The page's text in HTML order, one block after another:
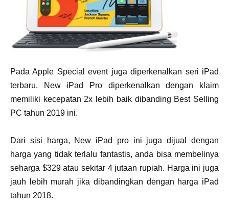
Pada Apple Special event juga diperkenalkan seri iPad
terbaru. New iPad Pro diperkenalkan dengan klaim
memiliki kecepatan 2x lebih baik dibanding Best Selling
PC tahun 2019 ini.
Dari sisi harga, New iPad pro ini juga dijual dengan
harga yang tidak terlalu fantastis, anda bisa membelinya
seharga $329 atau sekitar 4 jutaan rupiah. Harga ini juga
jauh lebih murah jika dibandingkan dengan harga iPad
tahun 2018.